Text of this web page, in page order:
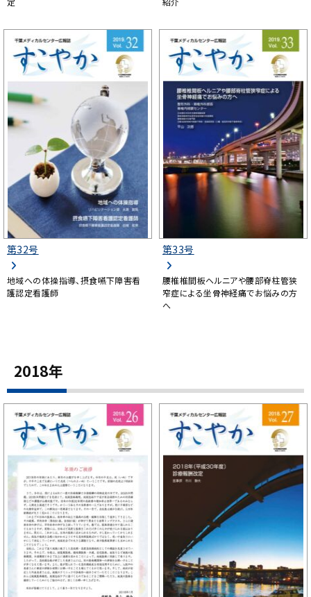
第32号
地域への体操指導、摂食嚥下障害看
護認定看護師
第33号
腰椎椎間板ヘルニアや腰部脊柱管狭
窄症による坐骨神経痛でお悩みの方
へ
2018年